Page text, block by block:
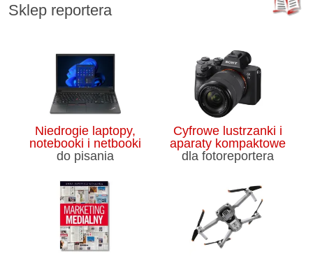
Sklep reportera
Niedrogie laptopy,
notebooki i netbooki
do pisania
Cyfrowe lustrzanki i
aparaty kompaktowe
dla fotoreportera